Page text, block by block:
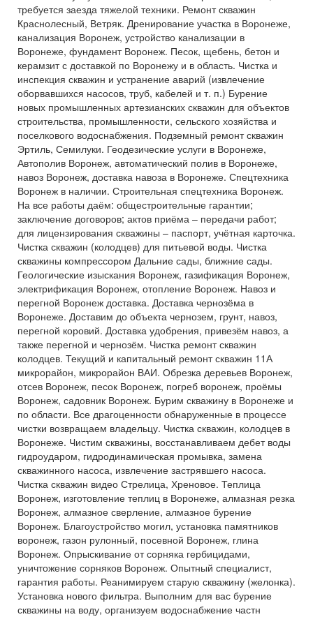
требуется заезда тяжелой техники. Ремонт скважин
Краснолесный, Ветряк. Дренирование участка в Воронеже,
канализация Воронеж, устройство канализации в
Воронеже, фундамент Воронеж. Песок, щебень, бетон и
керамзит с доставкой по Воронежу и в область. Чистка и
инспекция скважин и устранение аварий (извлечение
оборвавшихся насосов, труб, кабелей и т. п.) Бурение
новых промышленных артезианских скважин для объектов
строительства, промышленности, сельского хозяйства и
поселкового водоснабжения. Подземный ремонт скважин
Эртиль, Семилуки. Геодезические услуги в Воронеже,
Автополив Воронеж, автоматический полив в Воронеже,
навоз Воронеж, доставка навоза в Воронеже. Спецтехника
Воронеж в наличии. Строительная спецтехника Воронеж.
На все работы даём: общестроительные гарантии;
заключение договоров; актов приёма – передачи работ;
для лицензирования скважины – паспорт, учётная карточка.
Чистка скважин (колодцев) для питьевой воды. Чистка
скважины компрессором Дальние сады, ближние сады.
Геологические изыскания Воронеж, газификация Воронеж,
электрификация Воронеж, отопление Воронеж. Навоз и
перегной Воронеж доставка. Доставка чернозёма в
Воронеже. Доставим до объекта чернозем, грунт, навоз,
перегной коровий. Доставка удобрения, привезём навоз, а
также перегной и чернозём. Чистка ремонт скважин
колодцев. Текущий и капитальный ремонт скважин 11А
микрорайон, микрорайон ВАИ. Обрезка деревьев Воронеж,
отсев Воронеж, песок Воронеж, погреб воронеж, проёмы
Воронеж, садовник Воронеж. Бурим скважину в Воронеже и
по области. Все драгоценности обнаруженные в процессе
чистки возвращаем владельцу. Чистка скважин, колодцев в
Воронеже. Чистим скважины, восстанавливаем дебет воды
гидроударом, гидродинамическая промывка, замена
скважинного насоса, извлечение застрявшего насоса.
Чистка скважин видео Стрелица, Хреновое. Теплица
Воронеж, изготовление теплиц в Воронеже, алмазная резка
Воронеж, алмазное сверление, алмазное бурение
Воронеж. Благоустройство могил, установка памятников
воронеж, газон рулонный, посевной Воронеж, глина
Воронеж. Опрыскивание от сорняка гербицидами,
уничтожение сорняков Воронеж. Опытный специалист,
гарантия работы. Реанимируем старую скважину (желонка).
Установка нового фильтра. Выполним для вас бурение
скважины на воду, организуем водоснабжение частн